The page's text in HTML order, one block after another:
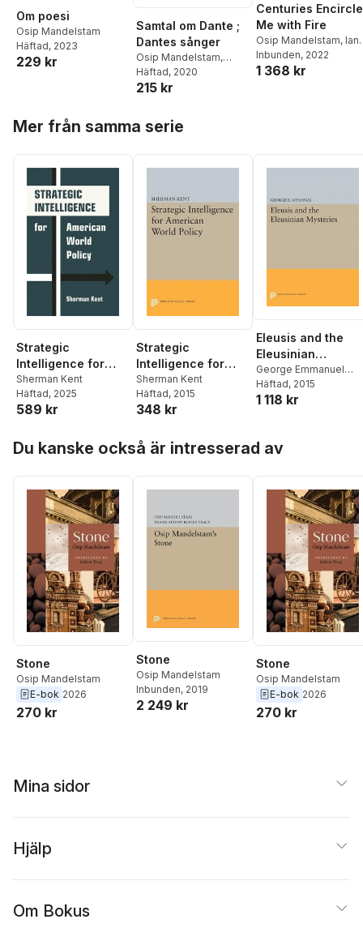
Om poesi
Osip Mandelstam
Häftad, 2023
229 kr
Samtal om Dante ;
Dantes sånger
Osip Mandelstam,
Ralph Dutli
Häftad, 2020
215 kr
Centuries Encircle
Me with Fire
Osip Mandelstam, Ian
Probstein
Inbunden, 2022
1 368 kr
Mer från samma serie
Strategic
Intelligence for
American World
Policy
Sherman Kent
Häftad, 2025
589 kr
Strategic
Intelligence for
American World
Policy
Sherman Kent
Häftad, 2015
348 kr
Eleusis and the
Eleusinian
Mysteries
George Emmanuel
Mylonas
Häftad, 2015
1 118 kr
Du kanske också är intresserad av
Stone
Osip Mandelstam
E-bok 2026
270 kr
Stone
Osip Mandelstam
Inbunden, 2019
2 249 kr
Stone
Osip Mandelstam
E-bok 2026
270 kr
Mina sidor
Hjälp
Om Bokus